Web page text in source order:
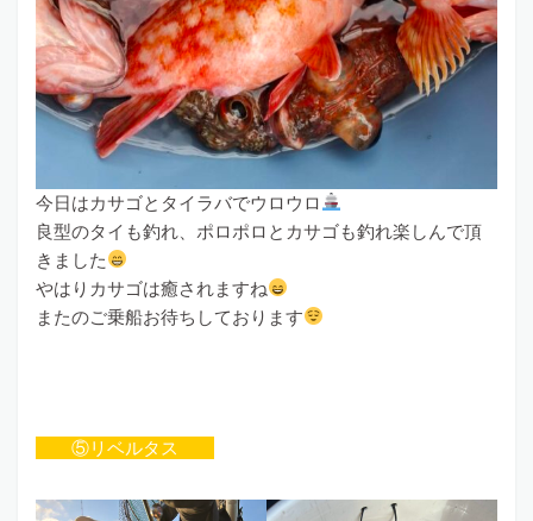
今日はカサゴとタイラバでウロウロ
良型のタイも釣れ、ポロポロとカサゴも釣れ楽しんで頂
きました
やはりカサゴは癒されますね
またのご乗船お待ちしております
⑤リベルタス